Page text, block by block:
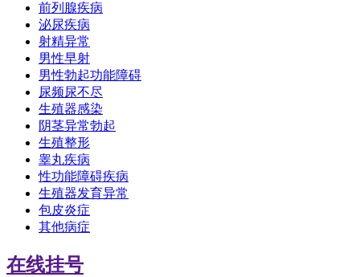
前列腺疾病
泌尿疾病
射精异常
男性早射
男性勃起功能障碍
尿频尿不尽
生殖器感染
阴茎异常勃起
生殖整形
睾丸疾病
性功能障碍疾病
生殖器发育异常
包皮炎症
其他病症
在线挂号